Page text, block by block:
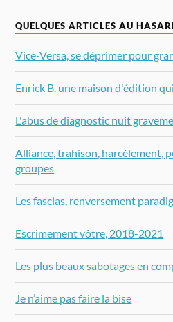
QUELQUES ARTICLES AU
Vice-Versa, se déprimer pour
Enrick B. une maison d'édition
L'abus de diagnostic nuit
Alliance, trahison, harcèlement,
groupes
Les fascias, renversement
Escrimement vôtre, 2018-2021
Les plus beaux sabotages en
Je n’aime pas faire la bise